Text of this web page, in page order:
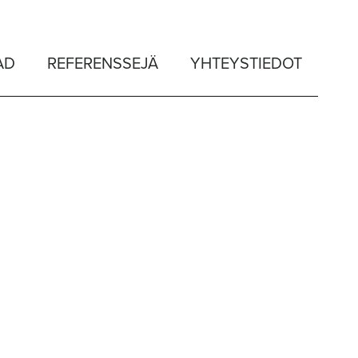
REFERENSSEJÄ YHTEYSTIEDOT